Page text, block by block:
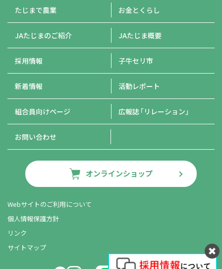
たじまで農業 お金とくらし
JAたじまのご紹介 JAたじま概要
採用情報 子牛セリ市
新着情報 活動レポート
組合員向けページ 広報誌「リレーション」
お問い合わせ
オンラインショップ
Webサイトのご利用について
個人情報保護方針
リンク
サイトマップ